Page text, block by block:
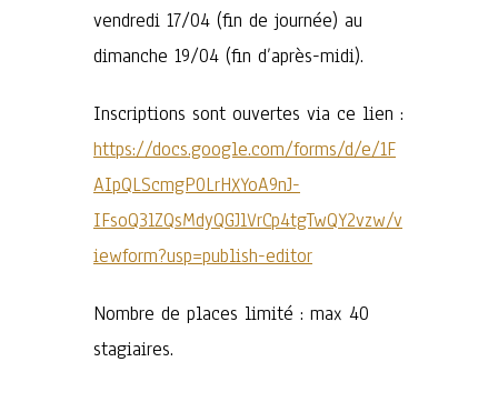
vendredi 17/04 (fin de journée) au
dimanche 19/04 (fin d’après-midi).
Inscriptions sont ouvertes via ce lien :
https://docs.google.com/forms/d/e/1F
AIpQLScmgP0LrHXYoA9nJ-
IFsoQ3lZQsMdyQGJlVrCp4tgTwQY2vzw/v
iewform?usp=publish-editor
Nombre de places limité : max 40
stagiaires.